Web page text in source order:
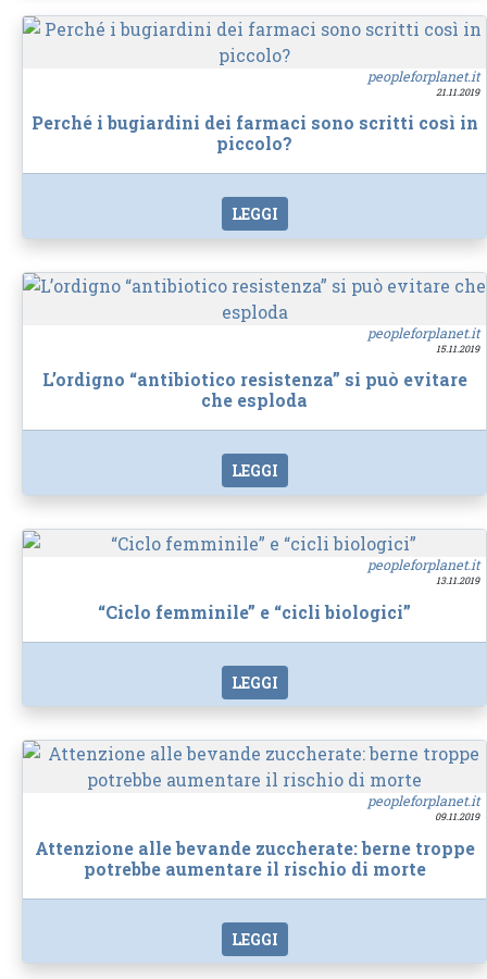
peopleforplanet.it
21.11.2019
Perché i bugiardini dei farmaci sono scritti così in
piccolo?
LEGGI
peopleforplanet.it
15.11.2019
L’ordigno “antibiotico resistenza” si può evitare
che esploda
LEGGI
peopleforplanet.it
13.11.2019
“Ciclo femminile” e “cicli biologici”
LEGGI
peopleforplanet.it
09.11.2019
Attenzione alle bevande zuccherate: berne troppe
potrebbe aumentare il rischio di morte
LEGGI